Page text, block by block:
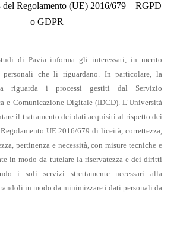
del Regolamento (UE) 2016/679 – RGPD
o GDPR
di Pavia informa gli interessati, in merito
che li riguardano. In particolare, la
riguarda i processi gestiti dal Servizio
e Comunicazione Digitale (IDCD). L’Università
il trattamento dei dati acquisiti al rispetto dei
UE 2016/679 di liceità, correttezza,
pertinenza e necessità, con misure tecniche e
in modo da tutelare la riservatezza e dei diritti
i soli servizi strettamente necessari alla
in modo da minimizzare i dati personali da